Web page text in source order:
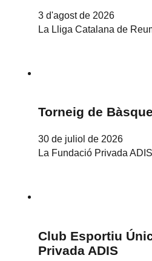
3 d'agost de 2026
La Lliga Catalana de
Torneig de
30 de juliol de 2026
La Fundació Privada
Club Esportiu
Privada ADIS